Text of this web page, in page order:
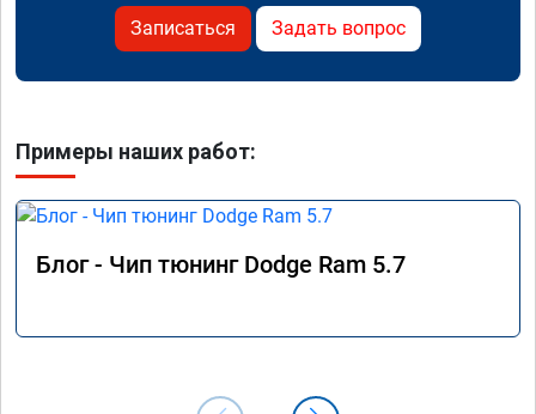
Записаться Задать вопрос
Примеры наших работ:
Блог - Чип тюнинг Dodge Ram 5.7